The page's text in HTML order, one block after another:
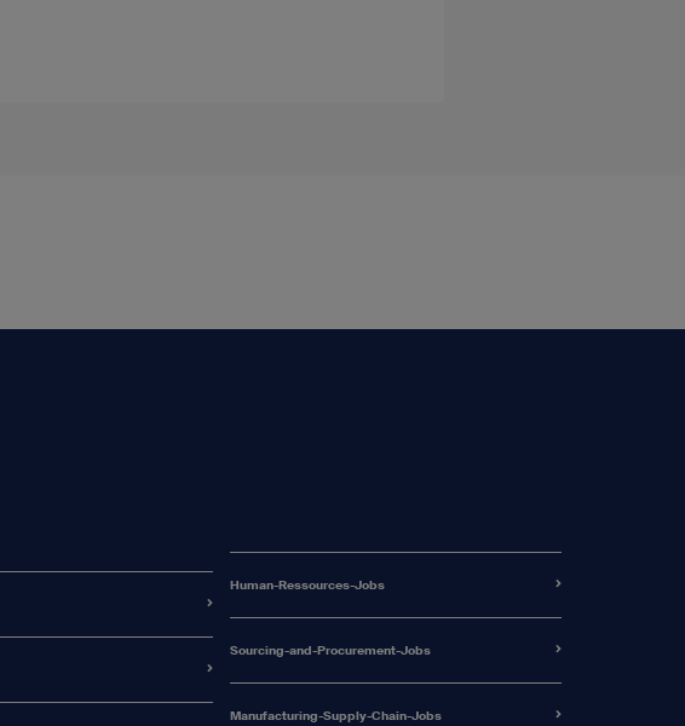
Human-Ressources-Jobs
Sourcing-and-Procurement-Jobs
Manufacturing-Supply-Chain-Jobs